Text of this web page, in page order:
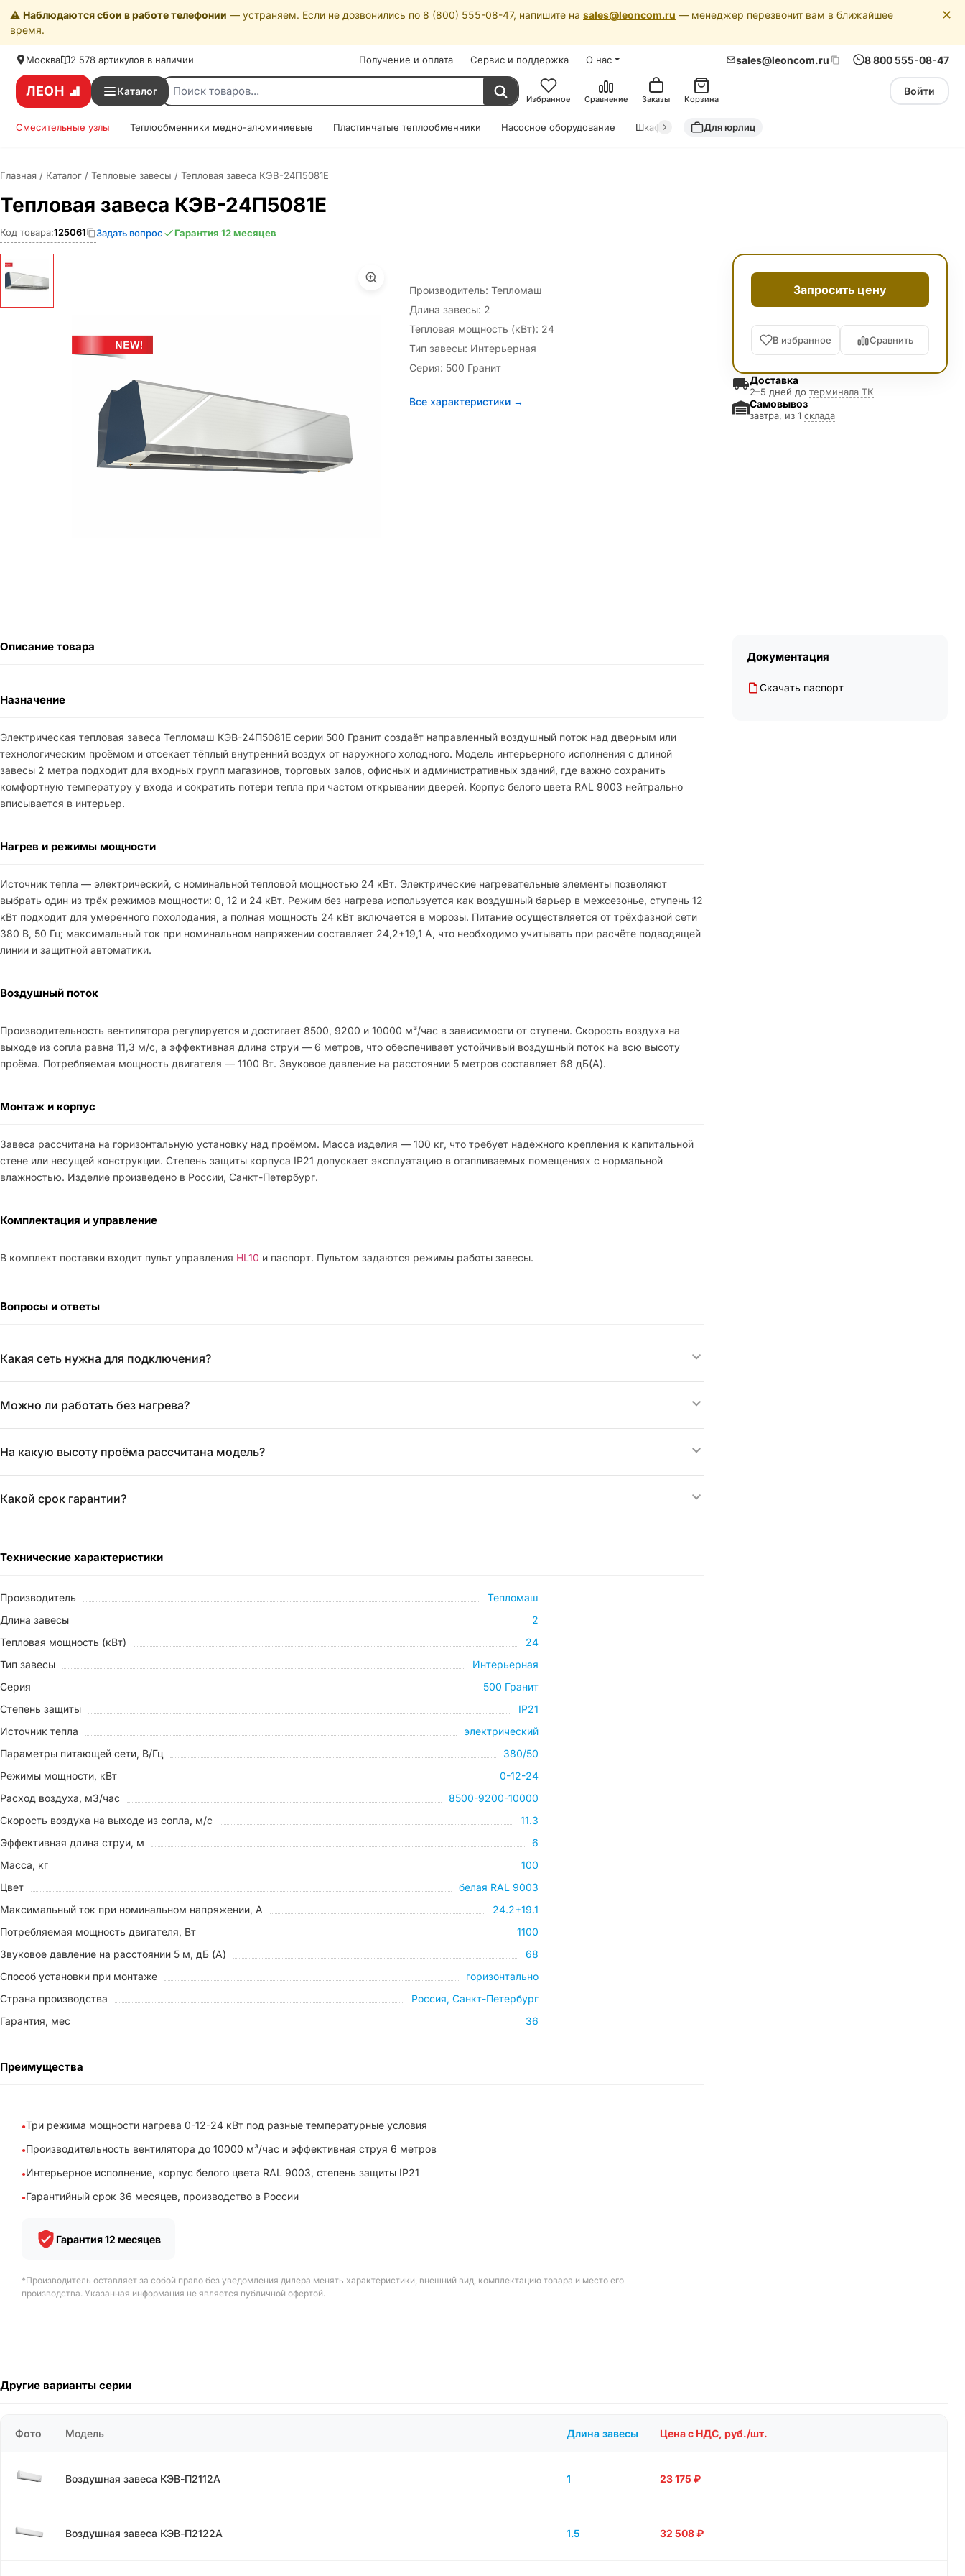
⚠️ Наблюдаются сбои в работе телефонии — устраняем. Если не дозвонились по 8 (800) 555-08-47, напишите на sales@leoncom.ru — менеджер перезвонит вам в ближайшее
время.
✕
Москва 2 578 артикулов в наличии Получение и оплата Сервис и поддержка О нас sales@leoncom.ru 8 800 555-08-47
ЛЕОН Каталог
Избранное Сравнение Заказы Корзина
Войти
Смесительные узлы Теплообменники медно-алюминиевые Пластинчатые теплообменники Насосное оборудование Шкафы автоматики Драйкулеры (сухие охладители)
Для юрлиц
Главная / Каталог / Тепловые завесы / Тепловая завеса КЭВ-24П5081Е
Тепловая завеса КЭВ-24П5081Е
Код товара:125061 Задать вопрос Гарантия 12 месяцев
Производитель: Тепломаш
Длина завесы: 2
Тепловая мощность (кВт): 24
Тип завесы: Интерьерная
Серия: 500 Гранит
Все характеристики →
Запросить цену
В избранное Сравнить
Доставка
2–5 дней до терминала ТК
Самовывоз
завтра, из 1 склада
Описание товара
Назначение
Электрическая тепловая завеса Тепломаш КЭВ-24П5081Е серии 500 Гранит создаёт направленный воздушный поток над дверным или
технологическим проёмом и отсекает тёплый внутренний воздух от наружного холодного. Модель интерьерного исполнения с длиной
завесы 2 метра подходит для входных групп магазинов, торговых залов, офисных и административных зданий, где важно сохранить
комфортную температуру у входа и сократить потери тепла при частом открывании дверей. Корпус белого цвета RAL 9003 нейтрально
вписывается в интерьер.
Нагрев и режимы мощности
Источник тепла — электрический, с номинальной тепловой мощностью 24 кВт. Электрические нагревательные элементы позволяют
выбрать один из трёх режимов мощности: 0, 12 и 24 кВт. Режим без нагрева используется как воздушный барьер в межсезонье, ступень 12
кВт подходит для умеренного похолодания, а полная мощность 24 кВт включается в морозы. Питание осуществляется от трёхфазной сети
380 В, 50 Гц; максимальный ток при номинальном напряжении составляет 24,2+19,1 A, что необходимо учитывать при расчёте подводящей
линии и защитной автоматики.
Воздушный поток
Производительность вентилятора регулируется и достигает 8500, 9200 и 10000 м³/час в зависимости от ступени. Скорость воздуха на
выходе из сопла равна 11,3 м/с, а эффективная длина струи — 6 метров, что обеспечивает устойчивый воздушный поток на всю высоту
проёма. Потребляемая мощность двигателя — 1100 Вт. Звуковое давление на расстоянии 5 метров составляет 68 дБ(A).
Монтаж и корпус
Завеса рассчитана на горизонтальную установку над проёмом. Масса изделия — 100 кг, что требует надёжного крепления к капитальной
стене или несущей конструкции. Степень защиты корпуса IP21 допускает эксплуатацию в отапливаемых помещениях с нормальной
влажностью. Изделие произведено в России, Санкт-Петербург.
Комплектация и управление
В комплект поставки входит пульт управления HL10 и паспорт. Пультом задаются режимы работы завесы.
Вопросы и ответы
Какая сеть нужна для подключения?
Можно ли работать без нагрева?
На какую высоту проёма рассчитана модель?
Какой срок гарантии?
Технические характеристики
Производитель
Тепломаш
Длина завесы
2
Тепловая мощность (кВт)
24
Тип завесы
Интерьерная
Серия
500 Гранит
Степень защиты
IP21
Источник тепла
электрический
Параметры питающей сети, В/Гц
380/50
Режимы мощности, кВт
0-12-24
Расход воздуха, м3/час
8500-9200-10000
Скорость воздуха на выходе из сопла, м/с
11.3
Эффективная длина струи, м
6
Масса, кг
100
Цвет
белая RAL 9003
Максимальный ток при номинальном напряжении, A
24.2+19.1
Потребляемая мощность двигателя, Вт
1100
Звуковое давление на расстоянии 5 м, дБ (A)
68
Способ установки при монтаже
горизонтально
Страна производства
Россия, Санкт-Петербург
Гарантия, мес
36
Преимущества
Три режима мощности нагрева 0-12-24 кВт под разные температурные условия
Производительность вентилятора до 10000 м³/час и эффективная струя 6 метров
Интерьерное исполнение, корпус белого цвета RAL 9003, степень защиты IP21
Гарантийный срок 36 месяцев, производство в России
Гарантия 12 месяцев
*Производитель оставляет за собой право без уведомления дилера менять характеристики, внешний вид, комплектацию товара и место его
производства. Указанная информация не является публичной офертой.
Документация
Скачать паспорт
Другие варианты серии
Фото Модель Длина завесы Цена с НДС, руб./шт.
Воздушная завеса КЭВ-П2112А 1 23 175 ₽
Воздушная завеса КЭВ-П2122А 1.5 32 508₽